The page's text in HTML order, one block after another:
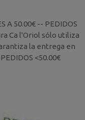
A 50.00€ -- PEDIDOS
Ca l'Oriol sólo utiliza
la entrega en
<50.00€